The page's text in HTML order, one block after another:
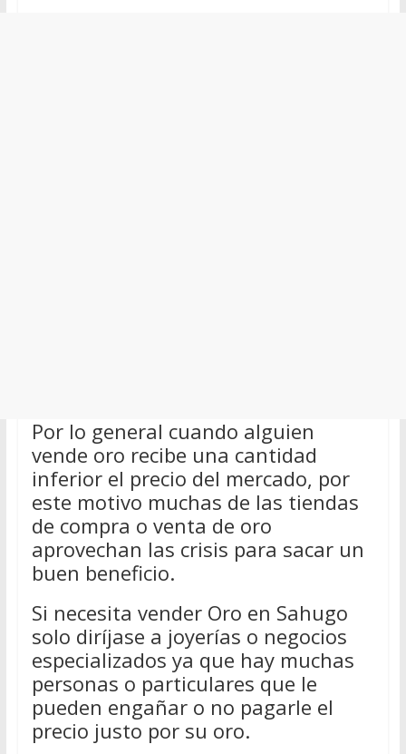
Por lo general cuando alguien
vende oro recibe una cantidad
inferior el precio del mercado, por
este motivo muchas de las tiendas
de compra o venta de oro
aprovechan las crisis para sacar un
buen beneficio.
Si necesita vender Oro en Sahugo
solo diríjase a joyerías o negocios
especializados ya que hay muchas
personas o particulares que le
pueden engañar o no pagarle el
precio justo por su oro.